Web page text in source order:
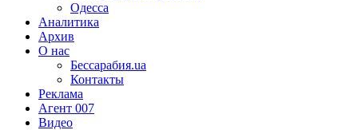
Одесса
Аналитика
Архив
О нас
Бессарабия.ua
Контакты
Реклама
Агент 007
Видео